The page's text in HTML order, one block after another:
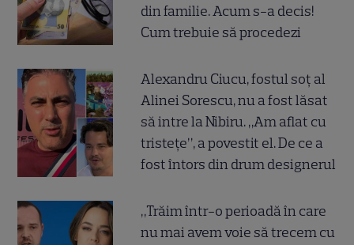
din familie. Acum s-a decis!
Cum trebuie să procedezi
Alexandru Ciucu, fostul soț al
Alinei Sorescu, nu a fost lăsat
să intre la Nibiru. „Am aflat cu
tristețe”, a povestit el. De ce a
fost întors din drum designerul
„Trăim într-o perioadă în care
nu mai avem voie să trecem cu